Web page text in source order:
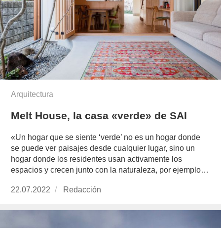
Arquitectura
Melt House, la casa «verde» de SAI
«Un hogar que se siente ‘verde’ no es un hogar donde
se puede ver paisajes desde cualquier lugar, sino un
hogar donde los residentes usan activamente los
espacios y crecen junto con la naturaleza, por ejemplo…
Publicado
22.07.2022 https://www.experimenta.es/author/redaccion/
Redacción